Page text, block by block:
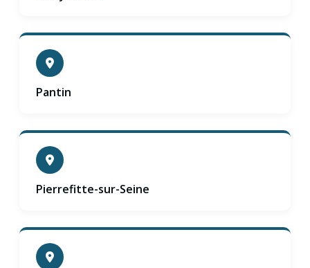
Pantin
Pierrefitte-sur-Seine